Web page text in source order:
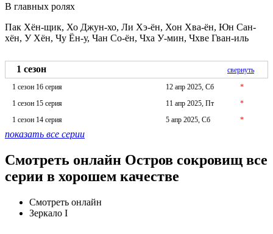
В главных ролях
Пак Хён-щик, Хо Джун-хо, Ли Хэ-ён, Хон Хва-ён, Юн Сан-
хён, У Хён, Чу Ён-у, Чан Со-ён, Чха У-мин, Чхве Гван-иль
1 сезон
свернуть
1 сезон 16 серия
12 апр 2025, Сб
*
1 сезон 15 серия
11 апр 2025, Пт
*
1 сезон 14 серия
5 апр 2025, Сб *
показать все серии
Смотреть онлайн Остров сокровищ все
серии в хорошем качестве
Смотреть онлайн
Зеркало I